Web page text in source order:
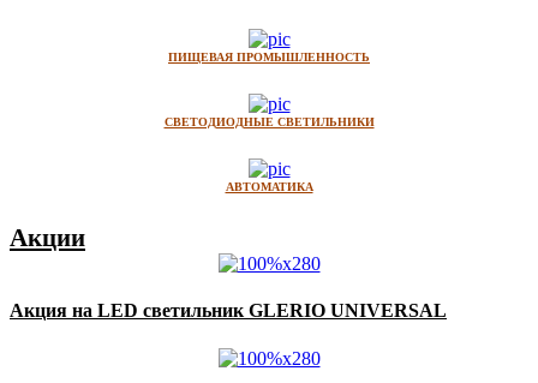
ПИЩЕВАЯ ПРОМЫШЛЕННОСТЬ
СВЕТОДИОДНЫЕ СВЕТИЛЬНИКИ
АВТОМАТИКА
Акции
Акция на LED светильник GLERIO UNIVERSAL